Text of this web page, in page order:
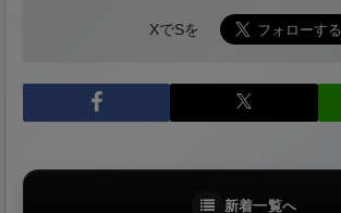
XでSを
新着一覧へ